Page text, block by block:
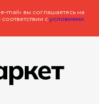
mail» вы соглашаетесь на
с условиями